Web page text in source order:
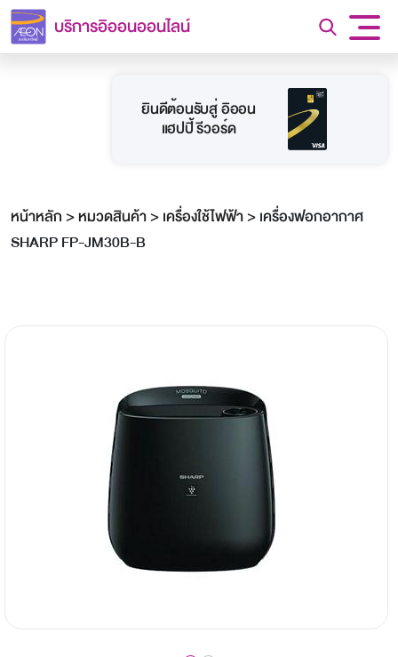
บริการอิออนออนไลน์
ยินดีต้อนรับสู่ อิออน
แฮปปี้ รีวอร์ด
หน้าหลัก >หมวดสินค้า>เครื่องใช้ไฟฟ้า>เครื่องฟอกอากาศ
SHARP FP-JM30B-B